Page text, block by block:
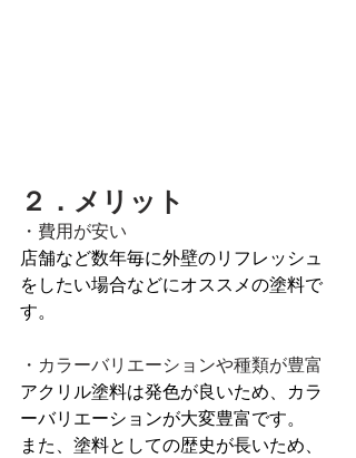
２．メリット
・費用が安い
店舗など数年毎に外壁のリフレッシュ
をしたい場合などにオススメの塗料で
す。
・カラーバリエーションや種類が豊富
アクリル塗料は発色が良いため、カラ
ーバリエーションが大変豊富です。
また、塗料としての歴史が長いため、